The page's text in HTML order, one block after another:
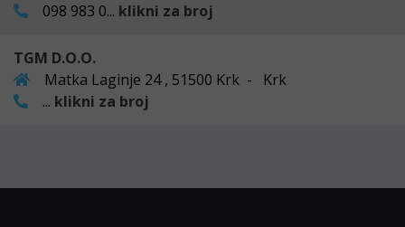
098 983 0... klikni za broj
TGM D.O.O.
Matka Laginje 24 , 51500 Krk - Krk
... klikni za broj